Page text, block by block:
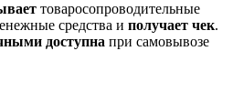
товаросопроводительные
средства и получает чек.
доступна при самовывозе